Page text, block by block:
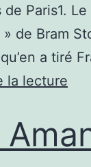
Paris1.
de Bram
a tiré
la lecture